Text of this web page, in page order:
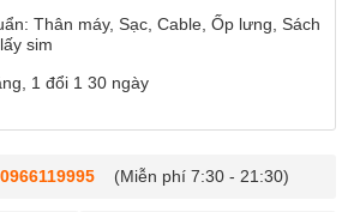
Thân máy, Sạc, Cable, Ốp lưng, Sách
sim
1 đổi 1 30 ngày
0966119995 (Miễn phí 7:30 - 21:30)